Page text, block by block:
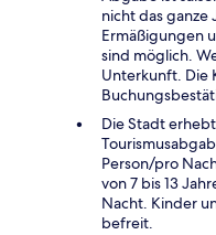
nicht das
Ermäßigungen
sind möglich.
Unterkunft. Die
Die Stadt
Person/pro
von 7 bis 13
Nacht. Kinder
befreit.